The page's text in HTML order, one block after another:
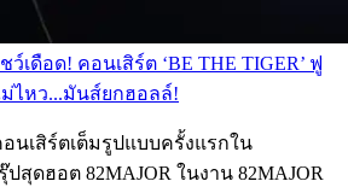
เดือด! คอนเสิร์ต ‘BE THE TIGER’ ฟู
ไหว...มันส์ยกฮอลล์!
นเสิร์ตเต็มรูปแบบครั้งแรกใน
สุดฮอต 82MAJOR ในงาน 82MAJOR